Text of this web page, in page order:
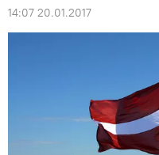
14:07 20.01.2017